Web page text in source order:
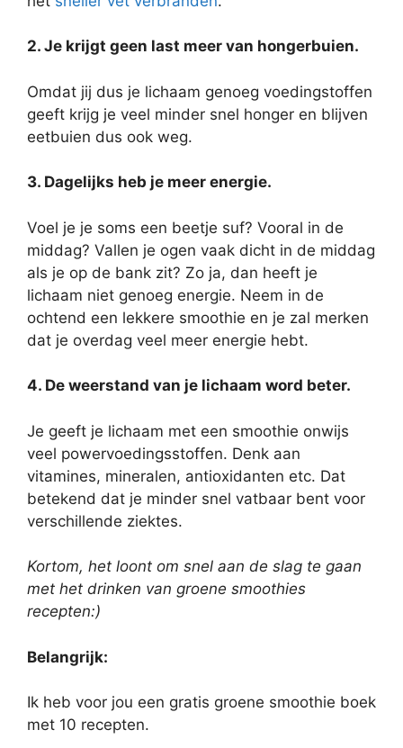
2. Je krijgt geen last meer van hongerbuien.
Omdat jij dus je lichaam genoeg voedingstoffen
geeft krijg je veel minder snel honger en blijven
eetbuien dus ook weg.
3. Dagelijks heb je meer energie.
Voel je je soms een beetje suf? Vooral in de
middag? Vallen je ogen vaak dicht in de middag
als je op de bank zit? Zo ja, dan heeft je
lichaam niet genoeg energie. Neem in de
ochtend een lekkere smoothie en je zal merken
dat je overdag veel meer energie hebt.
4. De weerstand van je lichaam word beter.
Je geeft je lichaam met een smoothie onwijs
veel powervoedingsstoffen. Denk aan
vitamines, mineralen, antioxidanten etc. Dat
betekend dat je minder snel vatbaar bent voor
verschillende ziektes.
Kortom, het loont om snel aan de slag te gaan
met het drinken van groene smoothies
recepten:)
Belangrijk:
Ik heb voor jou een gratis groene smoothie boek
met 10 recepten.